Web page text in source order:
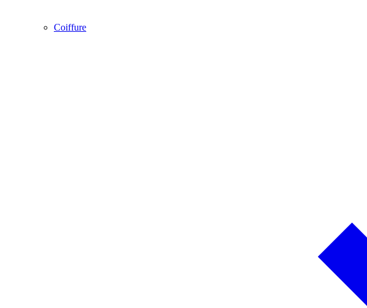
Coiffure